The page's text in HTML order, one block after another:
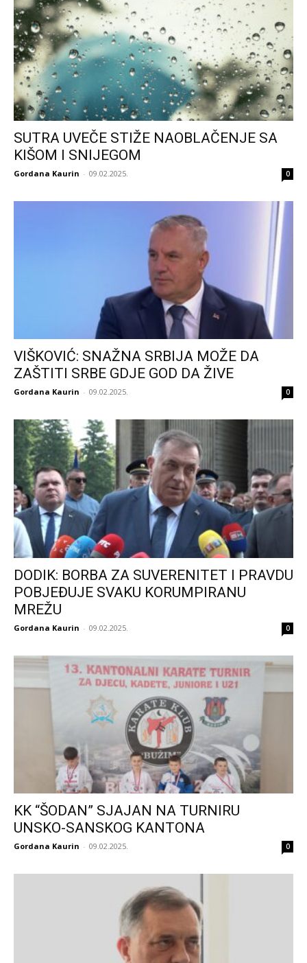
SUTRA UVEČE STIŽE NAOBLAČENJE SA
KIŠOM I SNIJEGOM
Gordana Kaurin - 09.02.2025. 0
VIŠKOVIĆ: SNAŽNA SRBIJA MOŽE DA
ZAŠTITI SRBE GDJE GOD DA ŽIVE
Gordana Kaurin - 09.02.2025. 0
DODIK: BORBA ZA SUVERENITET I PRAVDU
POBJEĐUJE SVAKU KORUMPIRANU
MREŽU
Gordana Kaurin - 09.02.2025. 0
KK “ŠODAN” SJAJAN NA TURNIRU
UNSKO-SANSKOG KANTONA
Gordana Kaurin - 09.02.2025. 0